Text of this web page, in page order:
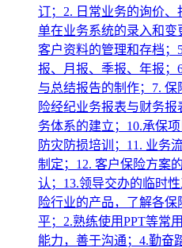
订；2. 日常业务的询价
单在业务系统的录入和变
客户资料的管理和存档；
报、月报、季报、年报
与总结报告的制作；7.
险经纪业务报表与财务
务体系的建立；10.承保
防灾防损培训；11. 业务
制定；12. 客户保险方案
认；13.领导交办的临时
险行业的产品，了解各
平；2.熟练使用PPT等常
能力，善于沟通；4.勤奋